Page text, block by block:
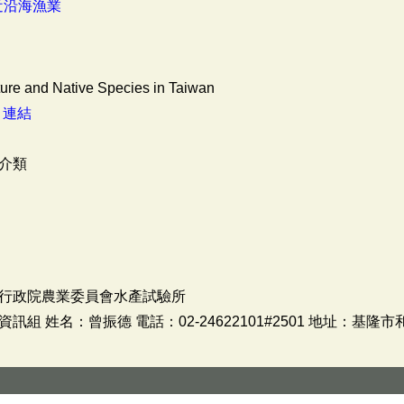
海漁業
and Native Species in Taiwan
連結
類
政院農業委員會水產試驗所
訊組 姓名：曾振德 電話：02-24622101#2501 地址：基隆市